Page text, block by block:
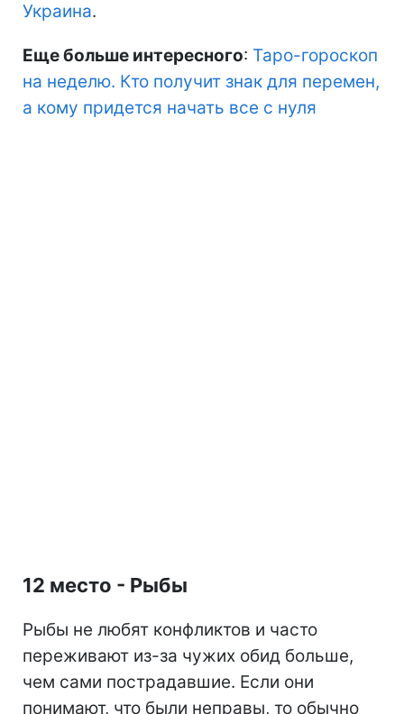
Украина.
Еще больше интересного: Таро-гороскоп
на неделю. Кто получит знак для перемен,
а кому придется начать все с нуля
12 место - Рыбы
Рыбы не любят конфликтов и часто
переживают из-за чужих обид больше,
чем сами пострадавшие. Если они
понимают, что были неправы, то обычно